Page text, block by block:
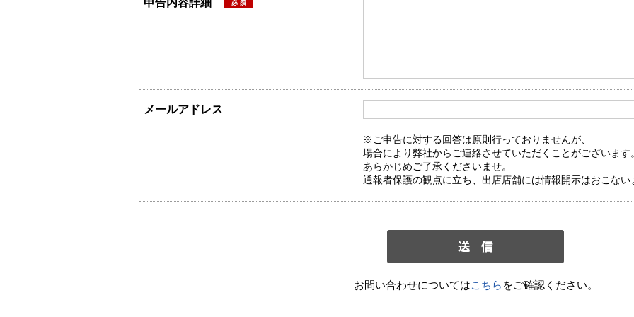
申告内容詳細
メールアドレス
※ご申告に対する回答は原則行っておりませんが、
場合により弊社からご連絡させていただくことがございます。
あらかじめご了承くださいませ。
通報者保護の観点に立ち、出店店舗には情報開示はおこない
お問い合わせについてはこちら をご確認ください。